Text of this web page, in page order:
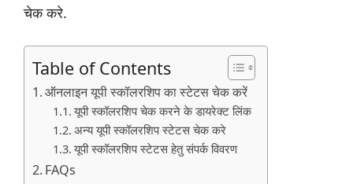
चेक करे.
Table of Contents
ऑनलाइन यूपी स्कॉलरशिप का स्टेटस चेक करें
यूपी स्कॉलरशिप चेक करने के डायरेक्ट लिंक
अन्य यूपी स्कॉलरशिप स्टेटस चेक करे
यूपी स्कॉलरशिप स्टेटस हेतु संपर्क विवरण
FAQs